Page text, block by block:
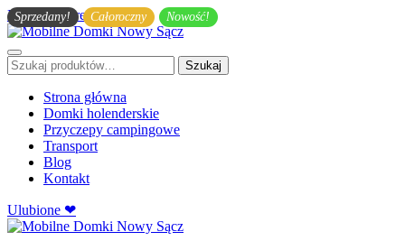
Przejdź do treści głównej
Szukaj: Szukaj
Strona główna
Domki holenderskie
Przyczepy campingowe
Transport
Blog
Kontakt
Ulubione ❤
Sprzedany! Całoroczny Nowość!